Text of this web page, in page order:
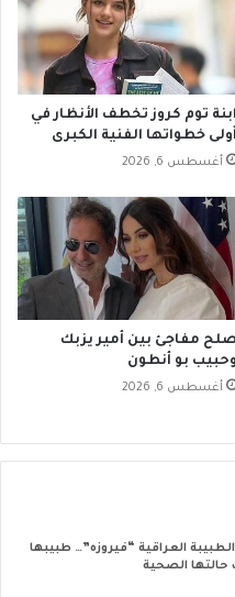
ابنة توم كروز تخطف الأنظار في
أولى خطواتها الفنية الكبرى
أغسطس 6, 2026
صلح مفاجئ بين أمير يزبك
وحبيب بو أنطون
أغسطس 6, 2026
العراقية “فيروزه”… طبيبها
الصحية